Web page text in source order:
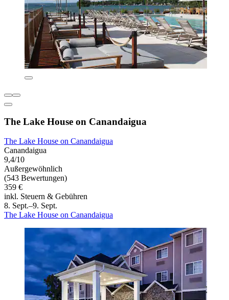
The Lake House on Canandaigua
The Lake House on Canandaigua
Canandaigua
9,4/10
Außergewöhnlich
(543 Bewertungen)
359 €
inkl. Steuern & Gebühren
8. Sept.–9. Sept.
The Lake House on Canandaigua